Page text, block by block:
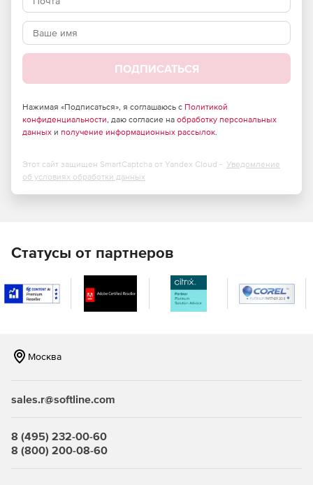
Использует функции аппаратного ускорения на
процессорах Intel, AMD и NVidia для снижения нагрузки
на процессор.
ПОДПИСАТЬСЯ
Нажимая «Подписаться», я соглашаюсь с Политикой
конфиденциальности, даю согласие на обработку персональных
данных и получение информационных рассылок.
Этот сайт защищен SmartCaptcha от Yandex Cloud - Уведомление
об условиях обработки данных
Статусы от партнеров
Москва
sales.r@softline.com
8 (495) 232-00-60
8 (800) 200-08-60